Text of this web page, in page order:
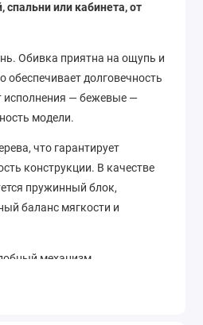
спальни или кабинета, от
Обивка приятна на ощупь и
обеспечивает долговечность
исполнения — бежевые —
модели.
что гарантирует
конструкции. В качестве
пружинный блок,
баланс мягкости и
механизм
легко превратить диван в